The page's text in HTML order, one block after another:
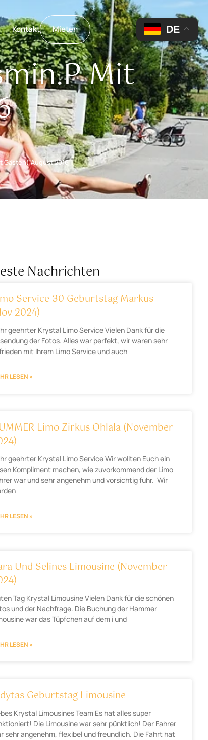
Kontakt Mieten
Mit
Gästen) August 2016
Nachrichten
Service 30 Geburtstag Markus
2024)
geehrter Krystal Limo Service Vielen Dank für die
der Fotos. Alles war perfekt, wir waren sehr
mit Ihrem Limo Service und auch
LESEN »
Limo Zirkus Ohlala (November
geehrter Krystal Limo Service Wir wollten Euch ein
Kompliment machen, wie zuvorkommend der Limo
war und sehr angenehm und vorsichtig fuhr. Wir
LESEN »
Und Selines Limousine (November
Tag Krystal Limousine Vielen Dank für die schönen
und der Nachfrage. Die Buchung der Hammer
war das Tüpfchen auf dem i und
LESEN »
Geburtstag Limousine
Krystal Limousines Team Es hat alles super
Die Limousine war sehr pünktlich! Der Fahrer
sehr angenehm, flexibel und freundlich. Die Fahrt hat
DE